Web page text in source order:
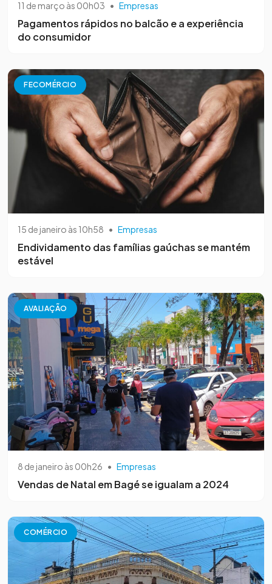
11 de março às 00h03 • Empresas
Pagamentos rápidos no balcão e a experiência
do consumidor
FECOMÉRCIO
15 de janeiro às 10h58 • Empresas
Endividamento das famílias gaúchas se mantém
estável
AVALIAÇÃO
8 de janeiro às 00h26 • Empresas
Vendas de Natal em Bagé se igualam a 2024
COMÉRCIO